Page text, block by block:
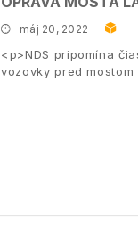
máj 20, 2022
<p>NDS pripomína
vozovky pred